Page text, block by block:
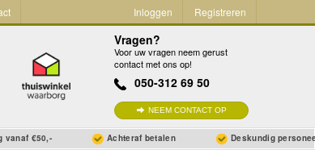
Inloggen Registreren
Vragen?
Voor uw vragen neem gerust
contact met ons op!
050-312 69 50
NEEM CONTACT OP
vanaf €50,- Achteraf betalen Deskundig